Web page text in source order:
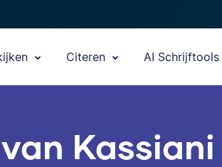
Citeren AI Schrijftools